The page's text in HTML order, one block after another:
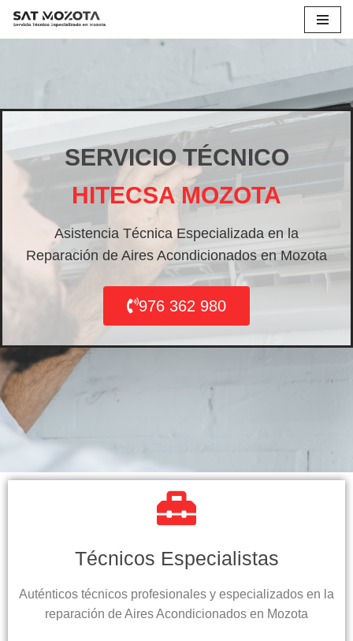
Saltar
SERVICIO TÉCNICO
HITECSA MOZOTA
Asistencia Técnica Especializada en la
Reparación de Aires Acondicionados en Mozota
976 362 980
Técnicos Especialistas
Auténticos técnicos profesionales y especializados en la
reparación de Aires Acondicionados en Mozota